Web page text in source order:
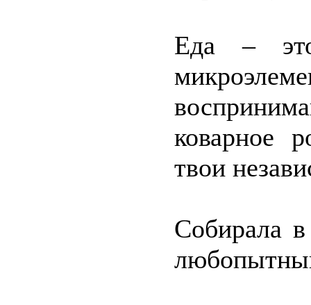
Еда –
коварное
твои
Собирала